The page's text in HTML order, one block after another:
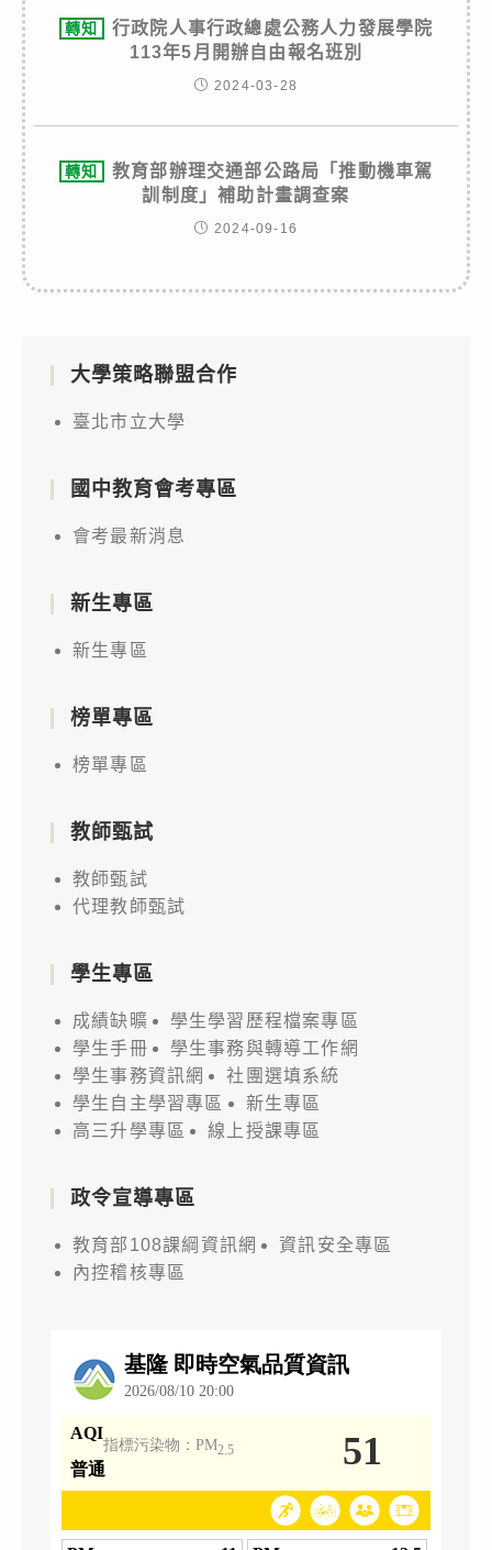
轉知
行政院人事行政總處公務人力發展學院
113年5月開辦自由報名班別
2024-03-28
轉知
教育部辦理交通部公路局「推動機車駕
訓制度」補助計畫調查案
2024-09-16
大學策略聯盟合作
臺北市立大學
國中教育會考專區
會考最新消息
新生專區
新生專區
榜單專區
榜單專區
教師甄試
教師甄試
代理教師甄試
學生專區
成績缺曠
學生學習歷程檔案專區
學生手冊
學生事務與轉導工作網
學生事務資訊網
社團選填系統
學生自主學習專區
新生專區
高三升學專區
線上授課專區
政令宣導專區
教育部108課綱資訊網
資訊安全專區
內控稽核專區